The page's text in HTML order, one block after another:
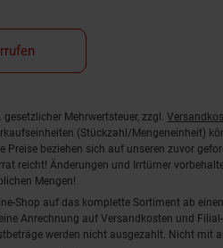
Mehrwertsteuer, zzgl.
(Stückzahl/Mengeneinheit)
Preise beziehen sich auf unseren zuvor
reicht! Änderungen und Irrtümer
Mengen!
Shop auf das komplette Sortiment ab
Anrechnung auf Versandkosten und
werden nicht ausgezahlt. Nicht mit